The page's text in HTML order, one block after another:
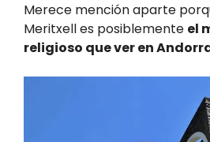
Merece mención aparte
Meritxell es posiblemente el
religioso que ver en